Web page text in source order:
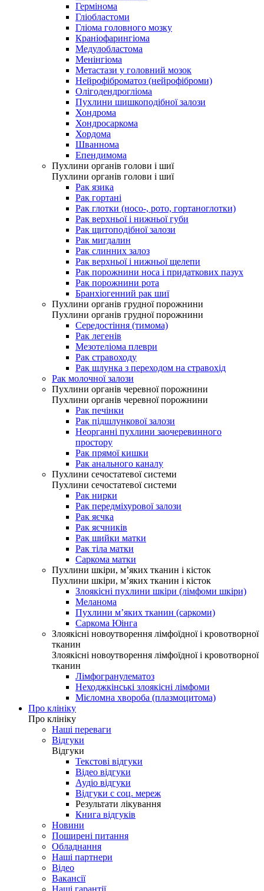
Гермінома
Гліобластоми
Гліома головного мозку
Краніофарингіома
Медулобластома
Менінгіома
Метастази у головний мозок
Нейрофіброматоз (нейрофіброми)
Олігодендрогліома
Пухлини шишкоподібної залози
Хондрома
Хондросаркома
Хордома
Шваннома
Епендимома
Пухлини органів голови і шиї
Пухлини органів голови і шиї
Рак язика
Рак гортані
Рак глотки (носо-, рото, гортаноглотки)
Рак верхньої і нижньої губи
Рак щитоподібної залози
Рак мигдалин
Рак слинних залоз
Рак верхньої і нижньої щелепи
Рак порожнини носа і придаткових пазух
Рак порожнини рота
Бранхіогенний рак шиї
Пухлини органів грудної порожнини
Пухлини органів грудної порожнини
Середостіння (тимома)
Рак легенів
Мезотеліома плеври
Рак стравоходу
Рак шлунка з переходом на стравохід
Рак молочної залози
Пухлини органів черевної порожнини
Пухлини органів черевної порожнини
Рак печінки
Рак підшлункової залози
Неорганні пухлини заочеревинного
простору
Рак прямої кишки
Рак анального каналу
Пухлини сечостатевої системи
Пухлини сечостатевої системи
Рак нирки
Рак передміхурової залози
Рак яєчка
Рак яєчників
Рак шийки матки
Рак тіла матки
Саркома матки
Пухлини шкіри, м’яких тканин і кісток
Пухлини шкіри, м’яких тканин і кісток
Злоякісні пухлини шкіри (лімфоми шкіри)
Меланома
Пухлини м’яких тканин (саркоми)
Саркома Юінга
Злоякісні новоутворення лімфоїдної і кровотворної
тканин
Злоякісні новоутворення лімфоїдної і кровотворної
тканин
Лімфогранулематоз
Неходжкінські злоякісні лімфоми
Мієломна хвороба (плазмоцитома)
Про клініку
Про клініку
Наші переваги
Відгуки
Відгуки
Текстові відгуки
Відео відгуки
Аудіо відгуки
Відгуки с соц. мереж
Результати лікування
Книга відгуків
Новини
Поширені питання
Обладнання
Наші партнери
Відео
Вакансії
Наші гарантії